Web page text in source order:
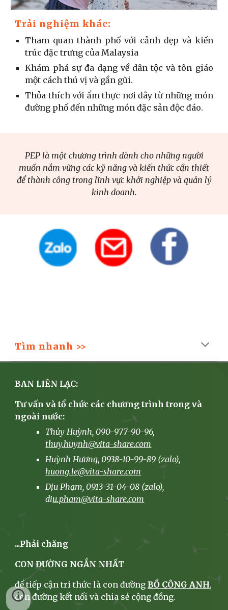
Trải nghiệm khác:
Tham quan thành phố với cảnh đẹp và kiến
trúc đặc trưng của Malaysia
Khám phá sự đa dạng về dân tộc và tôn giáo
một cách thú vị và gần gũi.
Thỏa thích với ẩm thực nơi đây từ những món
đường phố đến những món đặc sản độc đáo.
PEP là một chương trình dành cho những người
muốn nắm vững các kỹ năng và kiến thức cần thiết
để thành công trong lĩnh vực khởi nghiệp và quản lý
kinh doanh.
Tìm nhanh >>
BAN LIÊN LẠC:
Tư vấn và tổ chức các chương trình trong và
ngoài nước:
Thủy Huỳnh, 090-977-90-96,
thuy.huynh@vita-share.com
Huỳnh Hương, 0938-10-99-89 (zalo),
huong.le@vita-share.com
Dịu Phạm, 0913-31-04-08 (zalo),
diu.pham@vita-share.com
...Phải chăng
CON ĐƯỜNG NGẮN NHẤT
để tiếp cận tri thức là con đườngBỒ CÔNG ANH,
con đường kết nối và chia sẻ cộng đồng.